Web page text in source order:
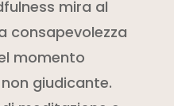
mira al
consapevolezza
momento
giudicante.